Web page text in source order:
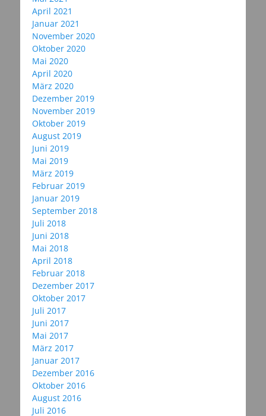
April 2021
Januar 2021
November 2020
Oktober 2020
Mai 2020
April 2020
März 2020
Dezember 2019
November 2019
Oktober 2019
August 2019
Juni 2019
Mai 2019
März 2019
Februar 2019
Januar 2019
September 2018
Juli 2018
Juni 2018
Mai 2018
April 2018
Februar 2018
Dezember 2017
Oktober 2017
Juli 2017
Juni 2017
Mai 2017
März 2017
Januar 2017
Dezember 2016
Oktober 2016
August 2016
Juli 2016